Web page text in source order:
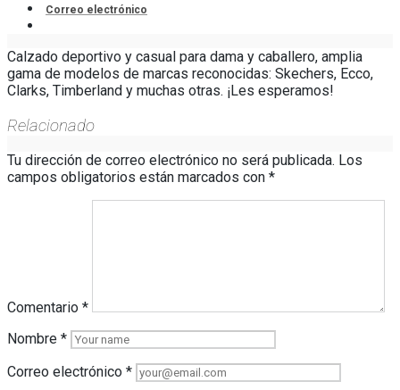
Correo electrónico
Calzado deportivo y casual para dama y caballero, amplia
gama de modelos de marcas reconocidas: Skechers, Ecco,
Clarks, Timberland y muchas otras. ¡Les esperamos!
Relacionado
Tu dirección de correo electrónico no será publicada. Los
campos obligatorios están marcados con *
Comentario *
Nombre *
Correo electrónico *